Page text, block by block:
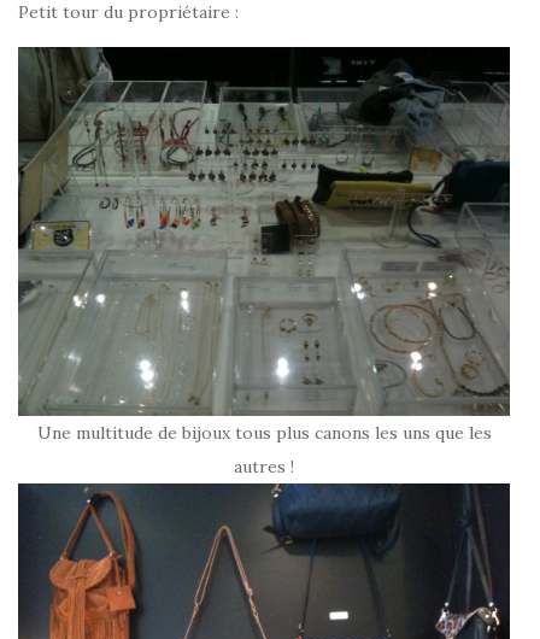
Petit tour du propriétaire :
Une multitude de bijoux tous plus canons les uns que les
autres !